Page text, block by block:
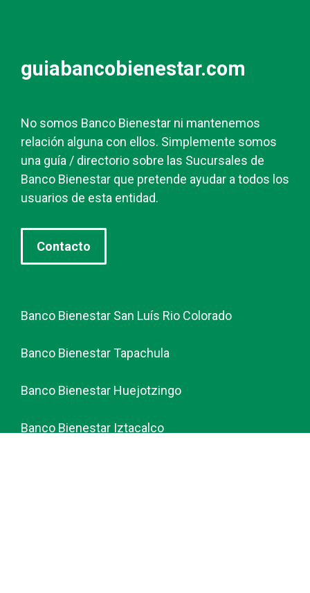
guiabancobienestar.com
No somos Banco Bienestar ni mantenemos
relación alguna con ellos. Simplemente somos
una guía / directorio sobre las Sucursales de
Banco Bienestar que pretende ayudar a todos los
usuarios de esta entidad.
Contacto
Banco Bienestar San Luís Rio Colorado
Banco Bienestar Tapachula
Banco Bienestar Huejotzingo
Banco Bienestar Iztacalco